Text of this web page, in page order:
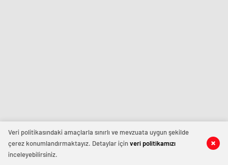
Veri politikasındaki amaçlarla sınırlı ve mevzuata uygun şekilde
çerez konumlandırmaktayız. Detaylar içinveri politikamızı
inceleyebilirsiniz.